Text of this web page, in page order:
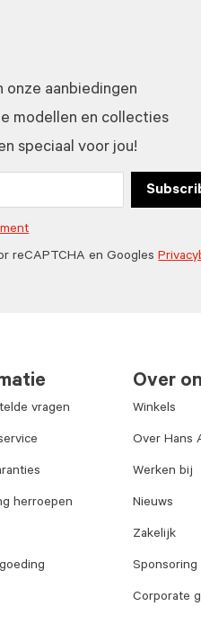
onze aanbiedingen
modellen en collecties
speciaal voor jou!
reCAPTCHA en Googles
vragen
herroepen
Over
Winkels
Over Hans
Werken bij
Nieuws
Zakelijk
Sponsoring
Corporate